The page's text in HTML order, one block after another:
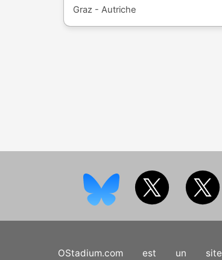
Graz - Autriche
OStadium.com est un site